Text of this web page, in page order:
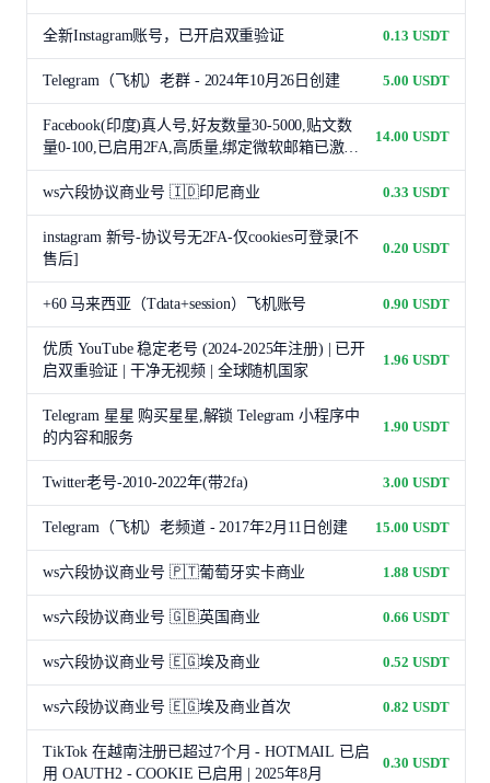
全新Instagram账号，已开启双重验证 0.13 USDT
Telegram（飞机）老群 - 2024年10月26日创建 5.00 USDT
Facebook(印度)真人号,好友数量30-5000,贴文数
量0-100,已启用2FA,高质量,绑定微软邮箱已激
活,2010-2024年注册
14.00 USDT
ws六段协议商业号 🇮🇩印尼商业 0.33 USDT
instagram 新号-协议号无2FA-仅cookies可登录[不
售后]
0.20 USDT
+60 马来西亚（Tdata+session）飞机账号 0.90 USDT
优质 YouTube 稳定老号 (2024-2025年注册) | 已开
启双重验证 | 干净无视频 | 全球随机国家
1.96 USDT
Telegram 星星 购买星星,解锁 Telegram 小程序中
的内容和服务
1.90 USDT
Twitter老号-2010-2022年(带2fa) 3.00 USDT
Telegram（飞机）老频道 - 2017年2月11日创建 15.00 USDT
ws六段协议商业号 🇵🇹葡萄牙实卡商业 1.88 USDT
ws六段协议商业号 🇬🇧英国商业 0.66 USDT
ws六段协议商业号 🇪🇬埃及商业 0.52 USDT
ws六段协议商业号 🇪🇬埃及商业首次 0.82 USDT
TikTok 在越南注册已超过7个月 - HOTMAIL 已启
用 OAUTH2 - COOKIE 已启用 | 2025年8月
0.30 USDT